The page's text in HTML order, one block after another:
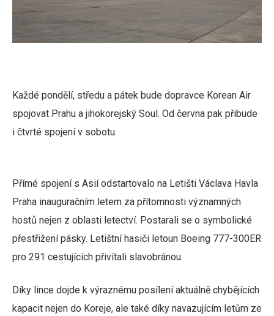
Každé pondělí, středu a pátek bude dopravce Korean Air
spojovat Prahu a jihokorejský Soul. Od června pak přibude
i čtvrté spojení v sobotu.
Přímé spojení s Asií odstartovalo na Letišti Václava Havla
Praha inauguračním letem za přítomnosti významných
hostů nejen z oblasti letectví. Postarali se o symbolické
přestřižení pásky. Letištní hasiči letoun Boeing 777-300ER
pro 291 cestujících přivítali slavobránou.
Díky lince dojde k výraznému posílení aktuálně chybějících
kapacit nejen do Koreje, ale také díky navazujícím letům ze